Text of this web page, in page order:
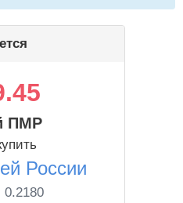
ПМР
России
0.2180